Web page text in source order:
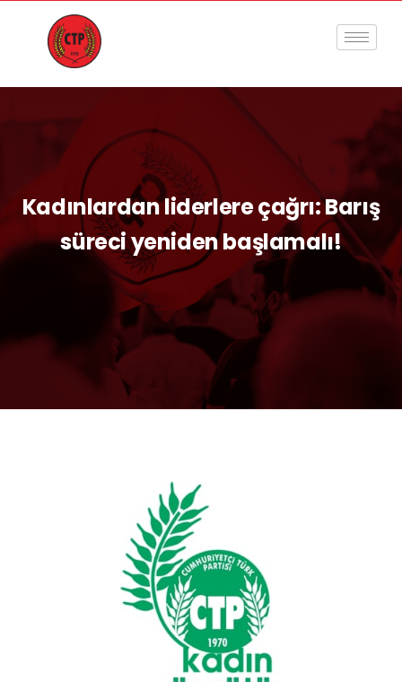
Kadınlardan liderlere çağrı: Barış
süreci yeniden başlamalı!